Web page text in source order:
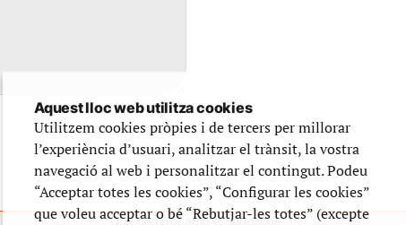
Que compta amb el suport de
Aquest lloc web utilitza cookies
Utilitzem cookies pròpies i de tercers per millorar
l’experiència d’usuari, analitzar el trànsit, la vostra
navegació al web i personalitzar el contingut. Podeu
“Acceptar totes les cookies”, “Configurar les cookies”
que voleu acceptar o bé “Rebutjar-les totes” (excepte